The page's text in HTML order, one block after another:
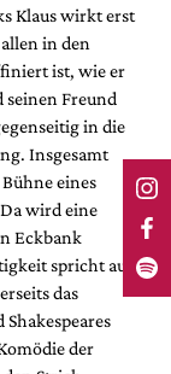
Klaus wirkt erst
in den
ist, wie er
seinen Freund
in die
Insgesamt
eines
wird eine
Eckbank
spricht aus
das
der